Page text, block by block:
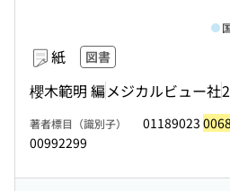
紙 図書
櫻木範明 編 メジカルビュー社
著者標目（識別子） 01189023
00992299